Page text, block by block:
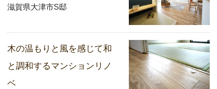
滋賀県大津市S邸
木の温もりと風を感じて和
と調和するマンションリノ
ベ